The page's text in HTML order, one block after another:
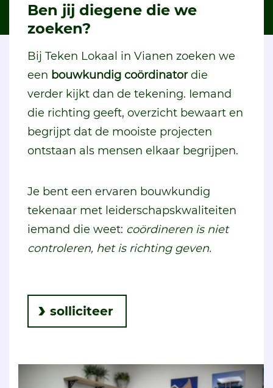
Ben jij diegene die we
zoeken?
Bij Teken Lokaal in Vianen zoeken we
een bouwkundig coördinatordie
verder kijkt dan de tekening. Iemand
die richting geeft, overzicht bewaart en
begrijpt dat de mooiste projecten
ontstaan als mensen elkaar begrijpen.
Je bent een ervaren bouwkundig
tekenaar met leiderschapskwaliteiten
iemand die weet: coördineren is niet
controleren, het is richting geven.
solliciteer